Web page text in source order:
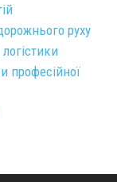
руху
професійної